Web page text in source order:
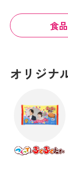
食
オリジナ